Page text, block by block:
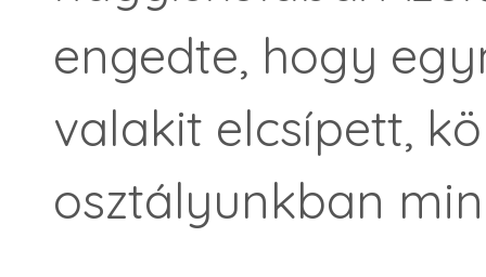
engedte, hogy
valakit elcsípett,
osztályunkban